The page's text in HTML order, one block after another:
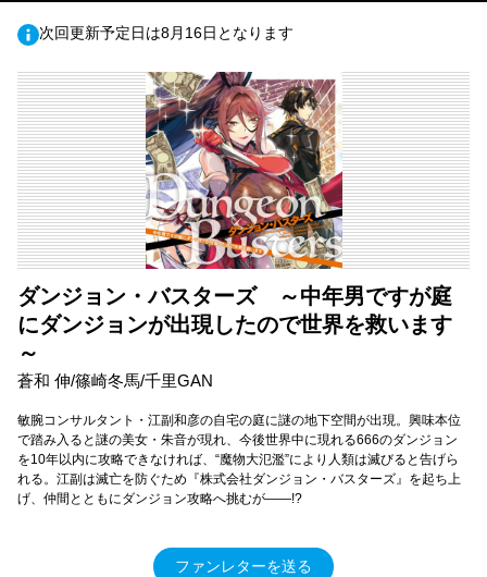
次回更新予定日は8月16日となります
ダンジョン・バスターズ ～中年男ですが庭
にダンジョンが出現したので世界を救います
～
蒼和 伸/篠崎冬馬/千里GAN
敏腕コンサルタント・江副和彦の自宅の庭に謎の地下空間が出現。興味本位
で踏み入ると謎の美女・朱音が現れ、今後世界中に現れる666のダンジョン
を10年以内に攻略できなければ、“魔物大氾濫”により人類は滅びると告げら
れる。江副は滅亡を防ぐため『株式会社ダンジョン・バスターズ』を起ち上
げ、仲間とともにダンジョン攻略へ挑むが――!?
ファンレターを送る